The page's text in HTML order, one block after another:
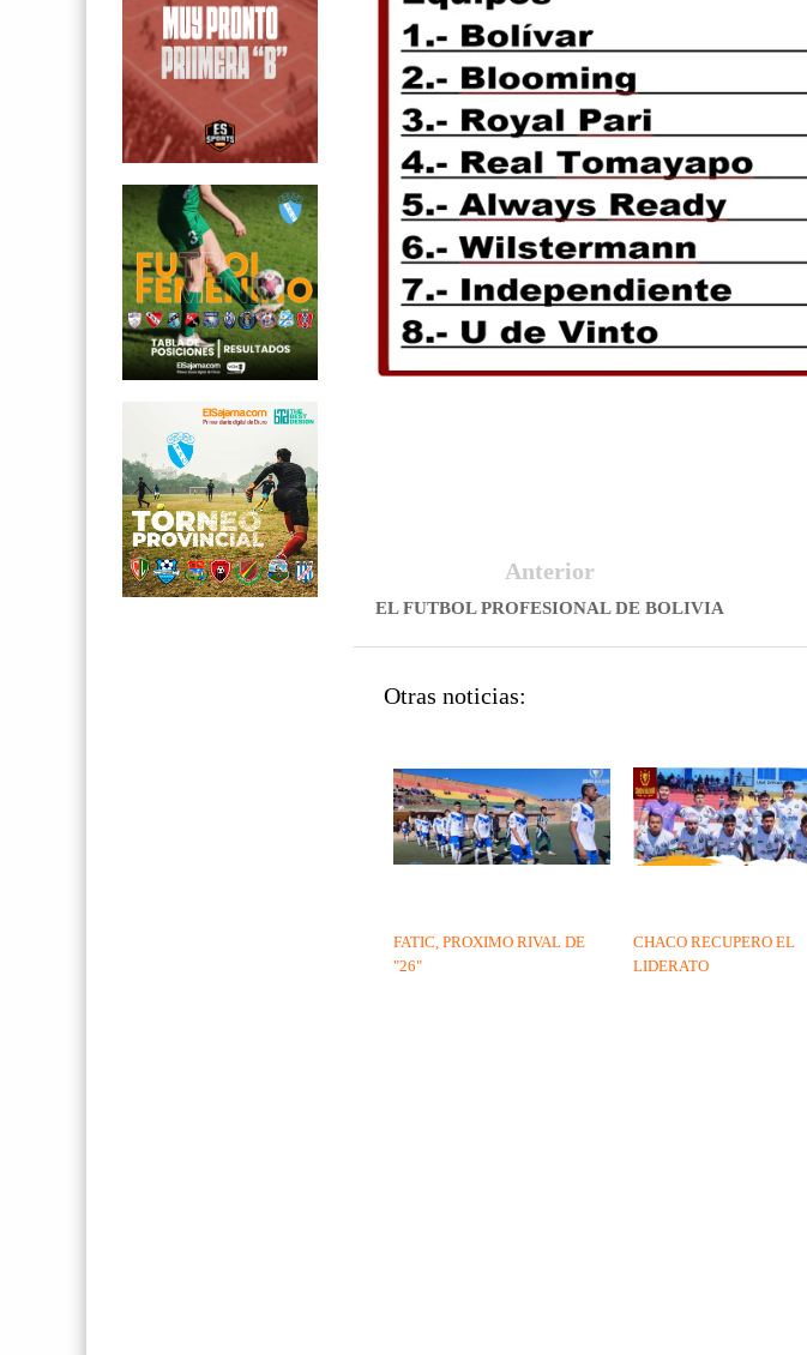
Anterior
EL FUTBOL PROFESIONAL DE BOLIVIA
Otras noticias:
CHACO RECUPERO EL
LIDERATO
FATIC, PROXIMO RIVAL DE
"26"